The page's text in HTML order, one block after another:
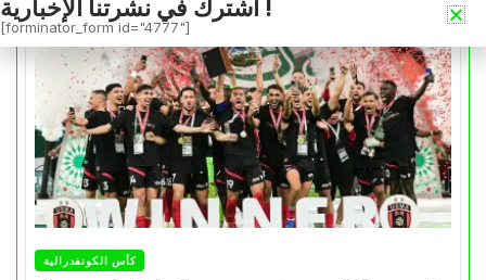
كأس الكونفدرالية
اشترك في نشرتنا الإخبارية !
[forminator_form id="4777"]